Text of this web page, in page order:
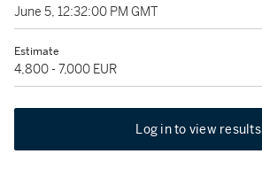
June 5, 12:32:00 PM GMT
Estimate
4,800 - 7,000 EUR
Log in to view results